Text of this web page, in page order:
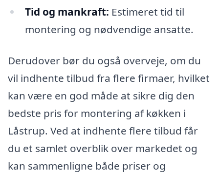
Tid og mankraft: Estimeret tid til
montering og nødvendige ansatte.
Derudover bør du også overveje, om du
vil indhente tilbud fra flere firmaer, hvilket
kan være en god måde at sikre dig den
bedste pris for montering af køkken i
Låstrup. Ved at indhente flere tilbud får
du et samlet overblik over markedet og
kan sammenligne både priser og